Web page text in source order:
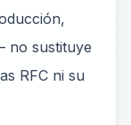
no sustituye
RFC ni su